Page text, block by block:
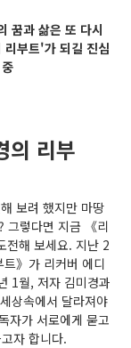
꿈과 삶은 또 다시
부트'가 되길 진심
의 리부
보려 했지만 마땅
그렇다면 지금 《리
전해 보세요. 지난 2
》가 리커버 에디
1월, 저자 김미경과
상속에서 달라져야
자가 서로에게 묻고
자 합니다.